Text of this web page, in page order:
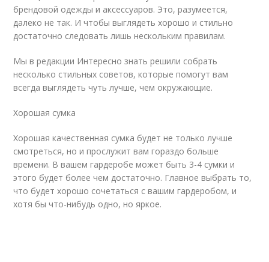
брендовой одежды и аксессуаров. Это, разумеется,
далеко не так. И чтобы выглядеть хорошо и стильно
достаточно следовать лишь нескольким правилам.
Мы в редакции Интересно знать решили собрать
несколько стильных советов, которые помогут вам
всегда выглядеть чуть лучше, чем окружающие.
Хорошая сумка
Хорошая качественная сумка будет не только лучше
смотреться, но и прослужит вам гораздо больше
времени. В вашем гардеробе может быть 3-4 сумки и
этого будет более чем достаточно. Главное выбрать то,
что будет хорошо сочетаться с вашим гардеробом, и
хотя бы что-нибудь одно, но яркое.